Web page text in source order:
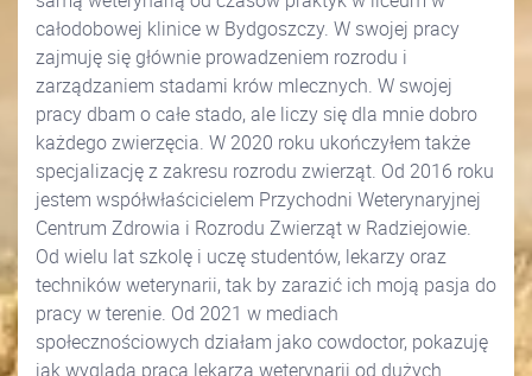
całodobowej klinice w Bydgoszczy. W swojej pracy
zajmuję się głównie prowadzeniem rozrodu i
zarządzaniem stadami krów mlecznych. W swojej
pracy dbam o całe stado, ale liczy się dla mnie dobro
każdego zwierzęcia. W 2020 roku ukończyłem także
specjalizację z zakresu rozrodu zwierząt. Od 2016 roku
jestem współwłaścicielem Przychodni Weterynaryjnej
Centrum Zdrowia i Rozrodu Zwierząt w Radziejowie.
Od wielu lat szkolę i uczę studentów, lekarzy oraz
techników weterynarii, tak by zarazić ich moją pasja do
pracy w terenie. Od 2021 w mediach
społecznościowych działam jako cowdoctor, pokazuję
jak wygląda praca lekarza weterynarii od dużych